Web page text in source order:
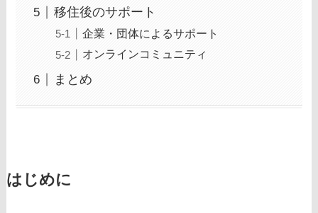
移住後のサポート
企業・団体によるサポート
オンラインコミュニティ
まとめ
はじめに